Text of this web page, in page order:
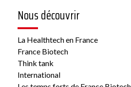
Nous découvrir
La Healthtech en France
France Biotech
Think tank
International